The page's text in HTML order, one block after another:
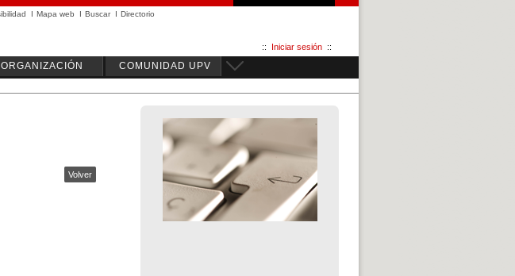
I Mapa web I Buscar I Directorio
:: Iniciar sesión ::
ORGANIZACIÓN COMUNIDAD UPV
Volver